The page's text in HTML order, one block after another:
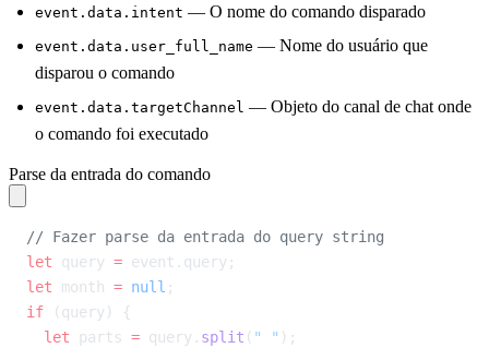
event.data.intent — O nome do comando disparado
event.data.user_full_name — Nome do usuário que
disparou o comando
event.data.targetChannel — Objeto do canal de chat onde
o comando foi executado
Parse da entrada do comando
// Fazer parse da entrada do query string
let query = event.query;
let month = null ;
if (query) {
  let
parts = query. split ( " " );